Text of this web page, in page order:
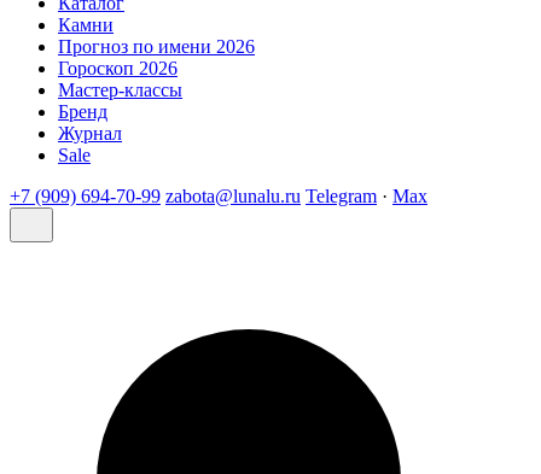
Камни
Прогноз по имени 2026
Гороскоп 2026
Мастер-классы
Бренд
Журнал
Sale
+7 (909) 694-70-99 zabota@lunalu.ru Telegram · Max